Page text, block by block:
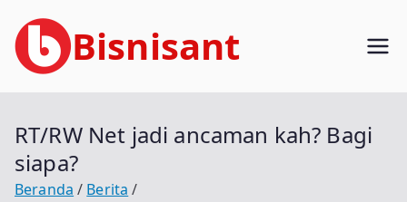
ke
konten
Bisnisant
RT/RW Net jadi ancaman kah? Bagi
siapa?
Beranda
Berita